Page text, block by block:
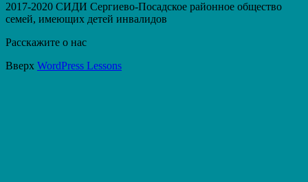
2017-2020 СИДИ Сергиево-Посадское районное общество
семей, имеющих детей инвалидов
Расскажите о нас
Вверх WordPress Lessons